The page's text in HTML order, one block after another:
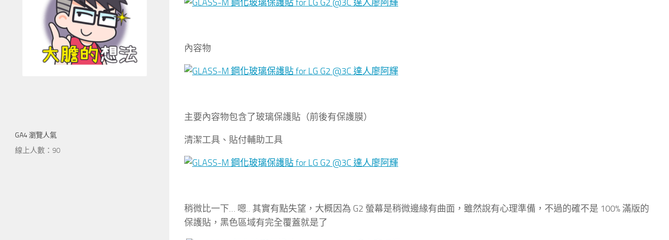
內容物
主要內容物包含了玻璃保護貼（前後有保護膜）
清潔工具、貼付輔助工具
稍微比一下… 嗯.. 其實有點失望，大概因為 G2 螢幕是稍微邊緣有曲面，雖然說有心理準備，不過的確不是 100% 滿版的
保護貼，黑色區域有完全覆蓋就是了
GA4 瀏覽人氣
線上人數：90